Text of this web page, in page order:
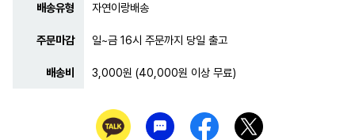
배송유형 자연이랑배송
주문마감 일~금 16시 주문까지 당일 출고
배송비 3,000원 (40,000원 이상 무료)